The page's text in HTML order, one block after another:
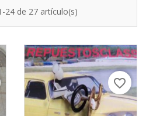
24 de 27 artículo(s)
favorite_border